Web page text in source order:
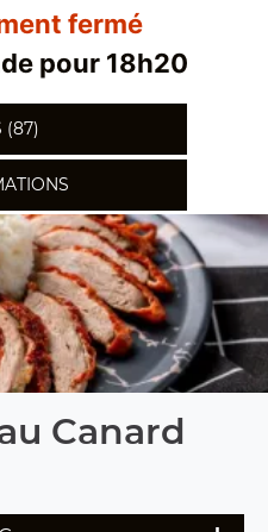
fermé
pour 18h20
(87)
Canard